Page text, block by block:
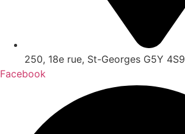
250, 18e rue, St-Georges G5Y 4S9
Facebook